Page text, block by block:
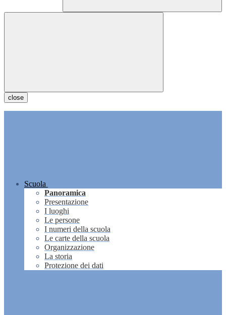
close
Scuola
Panoramica
Presentazione
I luoghi
Le persone
I numeri della scuola
Le carte della scuola
Organizzazione
La storia
Protezione dei dati